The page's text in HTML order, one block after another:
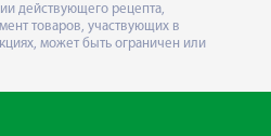
действующего рецепта,
товаров, участвующих в
может быть ограничен или